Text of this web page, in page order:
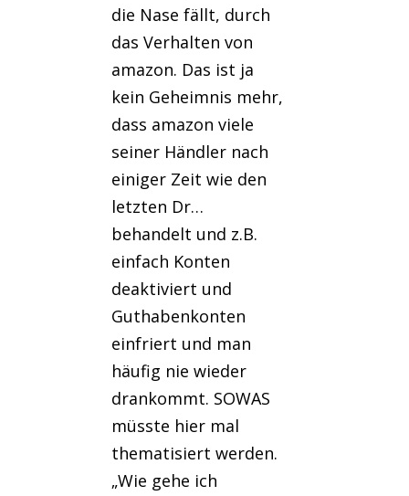
die Nase fällt, durch
das Verhalten von
amazon. Das ist ja
kein Geheimnis mehr,
dass amazon viele
seiner Händler nach
einiger Zeit wie den
letzten Dr…
behandelt und z.B.
einfach Konten
deaktiviert und
Guthabenkonten
einfriert und man
häufig nie wieder
drankommt. SOWAS
müsste hier mal
thematisiert werden.
„Wie gehe ich